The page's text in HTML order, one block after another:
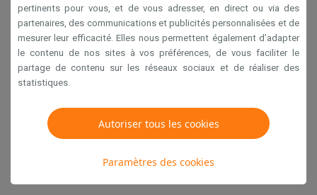
pertinents pour vous, et de vous adresser, en direct ou via des
partenaires, des communications et publicités personnalisées et de
mesurer leur efficacité. Elles nous permettent également d’adapter
le contenu de nos sites à vos préférences, de vous faciliter le
partage de contenu sur les réseaux sociaux et de réaliser des
statistiques.
Autoriser tous les cookies
Paramètres des cookies